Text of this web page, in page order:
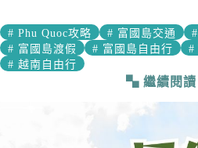
# Phu Quoc攻略 # 富國島交通 #
# 富國島渡假 # 富國島自由行 #
# 越南自由行
繼續閱讀